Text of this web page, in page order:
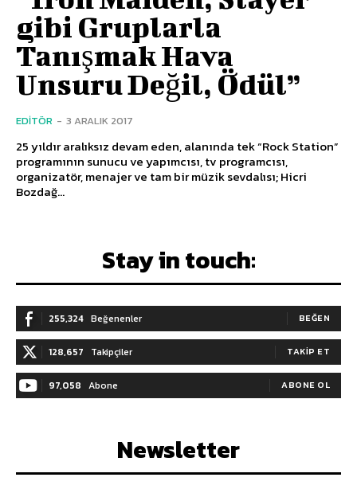
gibi Gruplarla
Tanışmak Hava
Unsuru Değil, Ödül”
EDITÖR - 3 ARALIK 2017
25 yıldır aralıksız devam eden, alanında tek “Rock Station”
programının sunucu ve yapımcısı, tv programcısı,
organizatör, menajer ve tam bir müzik sevdalısı; Hicri
Bozdağ...
Stay in touch:
255,324 Beğenenler BEĞEN
128,657 Takipçiler TAKIP ET
97,058 Abone ABONE OL
Newsletter